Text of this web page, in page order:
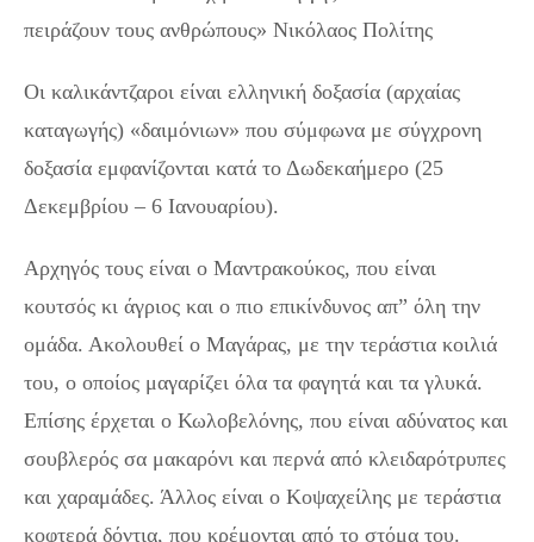
πειράζουν τους ανθρώπους» Νικόλαος Πολίτης
Οι καλικάντζαροι είναι ελληνική δοξασία (αρχαίας
καταγωγής) «δαιμόνιων» που σύμφωνα με σύγχρονη
δοξασία εμφανίζονται κατά το Δωδεκαήμερο (25
Δεκεμβρίου – 6 Ιανουαρίου).
Αρχηγός τους είναι ο Μαντρακούκος, που είναι
κουτσός κι άγριος και ο πιο επικίνδυνος απ” όλη την
ομάδα. Ακολουθεί ο Μαγάρας, με την τεράστια κοιλιά
του, ο οποίος μαγαρίζει όλα τα φαγητά και τα γλυκά.
Επίσης έρχεται ο Κωλοβελόνης, που είναι αδύνατος και
σουβλερός σα μακαρόνι και περνά από κλειδαρότρυπες
και χαραμάδες. Άλλος είναι ο Κοψαχείλης με τεράστια
κοφτερά δόντια, που κρέμονται από το στόμα του.